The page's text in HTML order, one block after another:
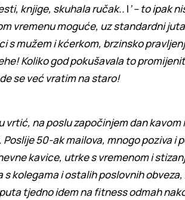
knjige, skuhala ručak..\’ – to ipak
vremenu moguće, uz standardni
s mužem i kćerkom, brzinsko
Koliko god pokušavala to
se već vratim na staro!
vrtić, na poslu započinjem dan kavom
Poslije 50-ak mailova, mnogo poziva i
kavice, utrke s vremenom i
kolegama i ostalih poslovnih obveza,
tjedno idem na fitness odmah